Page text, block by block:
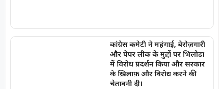
कांग्रेस कमेटी ने महंगाई, बेरोज़गारी
और पेपर लीक के मुद्दों पर भिलोडा
में विरोध प्रदर्शन किया और सरकार
के ख़िलाफ़ और विरोध करने की
चेतावनी दी।